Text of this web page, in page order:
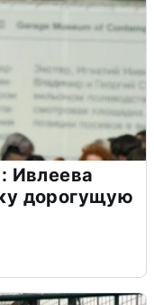
Ивлеева
дорогущую